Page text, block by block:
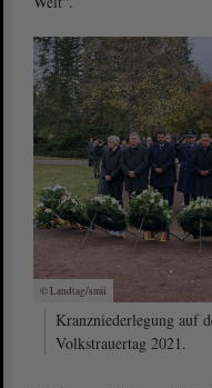
© Landtag/smü
Kranzniederlegung auf
Volkstrauertag 2021.